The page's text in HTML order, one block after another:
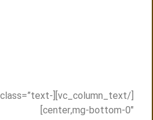
el_class=”text-
center,mg-bottom-0″]